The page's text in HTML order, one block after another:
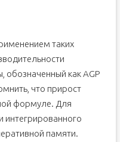
таких
обозначенный как AGP
что прирост
формуле. Для
памяти.